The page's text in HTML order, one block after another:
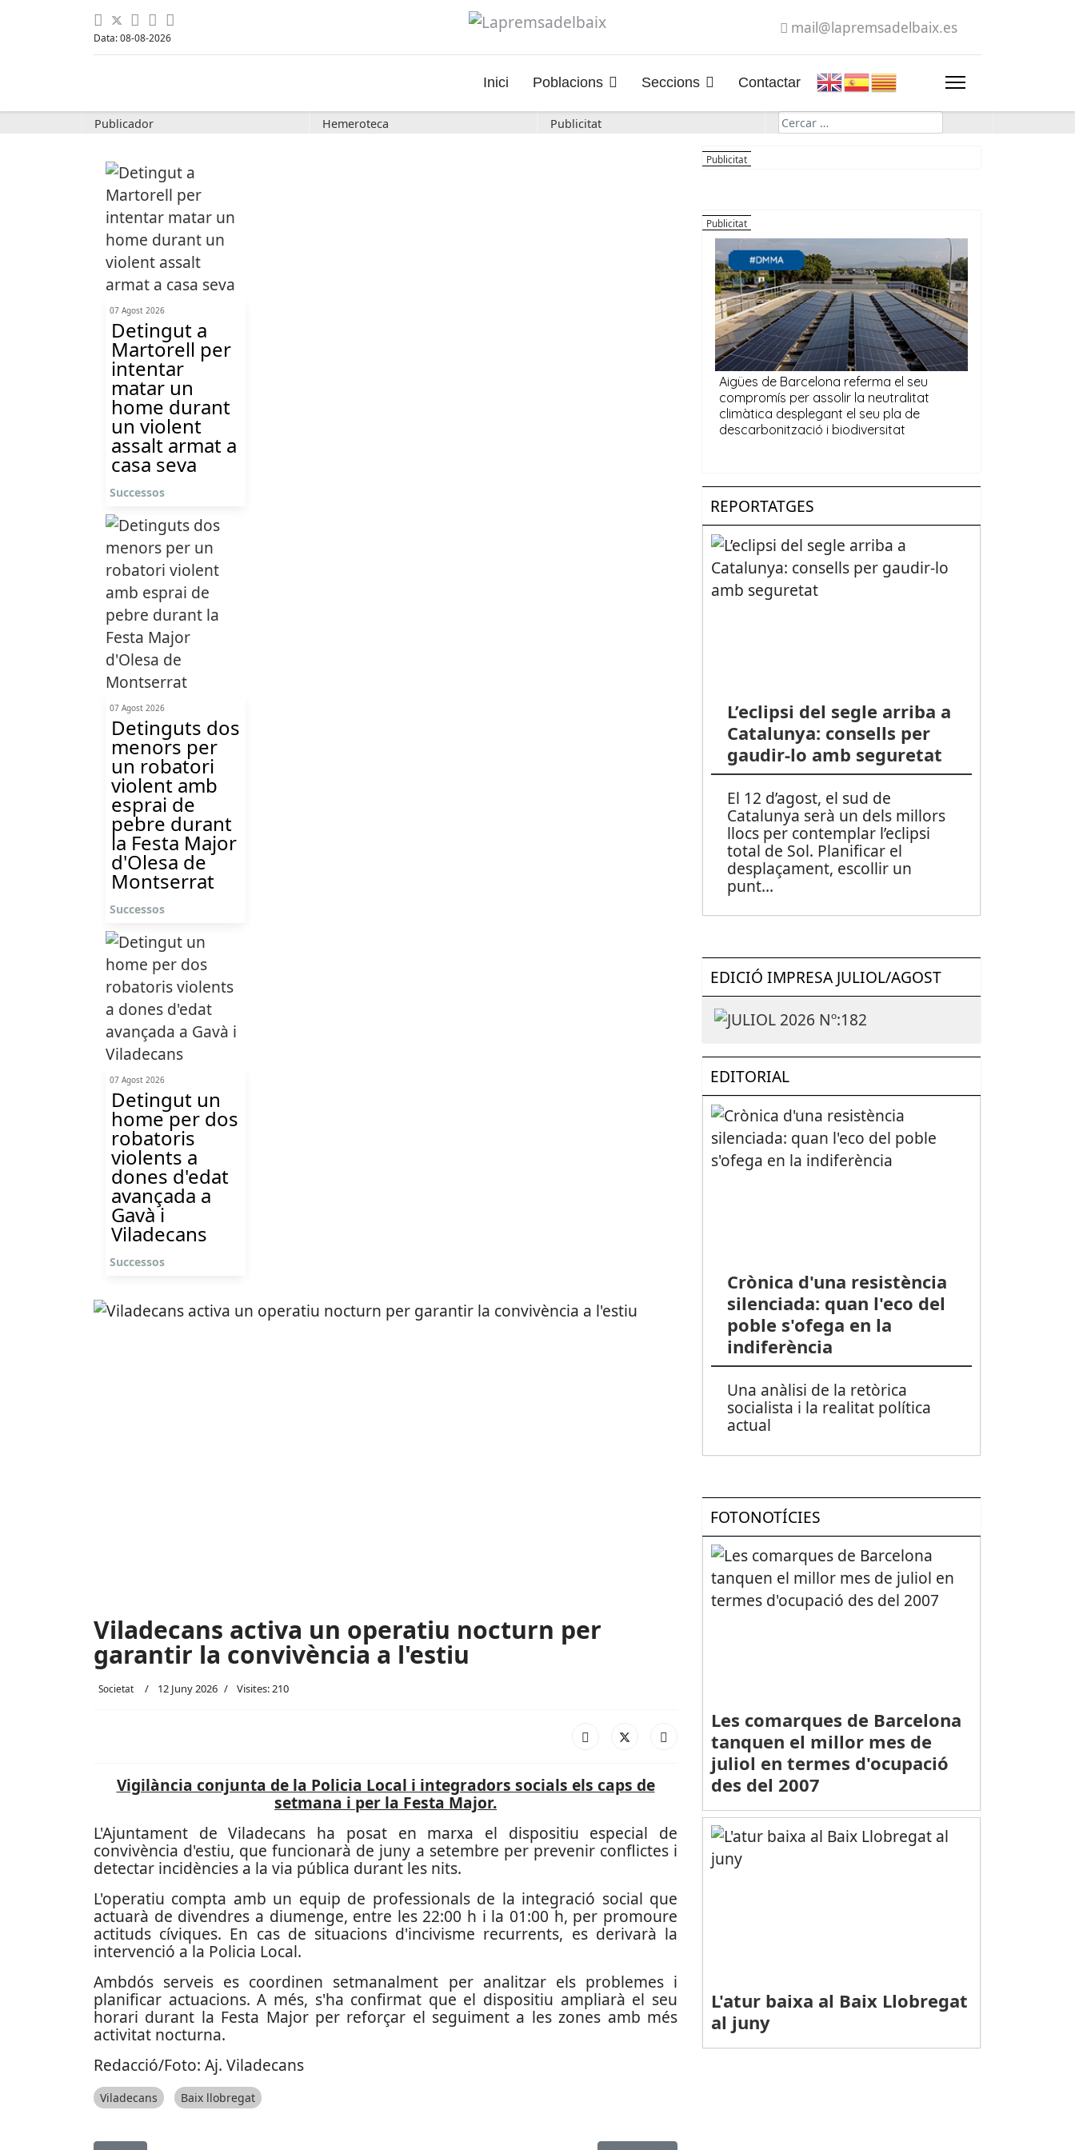
Data: 08-08-2026
mail@lapremsadelbaix.es
Inici Poblacions Seccions Contactar
Publicador Hemeroteca Publicitat Cerca
07 Agost 2026
Detingut a
Martorell per
intentar
matar un
home durant
un violent
assalt armat a
casa seva
Successos
07 Agost 2026
Detinguts dos
menors per
un robatori
violent amb
esprai de
pebre durant
la Festa Major
d'Olesa de
Montserrat
Successos
07 Agost 2026
Detingut un
home per dos
robatoris
violents a
dones d'edat
avançada a
Gavà i
Viladecans
Successos
Viladecans activa un operatiu nocturn per
garantir la convivència a l'estiu
Societat 12 Juny 2026 Visites: 210
Vigilància conjunta de la Policia Local i integradors socials els caps de
setmana i per la Festa Major.
L'Ajuntament de Viladecans ha posat en marxa el dispositiu especial de
convivència d'estiu, que funcionarà de juny a setembre per prevenir conflictes i
detectar incidències a la via pública durant les nits.
L'operatiu compta amb un equip de professionals de la integració social que
actuarà de divendres a diumenge, entre les 22:00 h i la 01:00 h, per promoure
actituds cíviques. En cas de situacions d'incivisme recurrents, es derivarà la
intervenció a la Policia Local.
Ambdós serveis es coordinen setmanalment per analitzar els problemes i
planificar actuacions. A més, s'ha confirmat que el dispositiu ampliarà el seu
horari durant la Festa Major per reforçar el seguiment a les zones amb més
activitat nocturna.
Redacció/Foto: Aj. Viladecans
Viladecans Baix llobregat
REPORTATGES
L’eclipsi del segle arriba a
Catalunya: consells per
gaudir-lo amb seguretat
El 12 d’agost, el sud de
Catalunya serà un dels millors
llocs per contemplar l’eclipsi
total de Sol. Planificar el
desplaçament, escollir un
punt...
EDICIÓ IMPRESA JULIOL/AGOST
EDITORIAL
Crònica d'una resistència
silenciada: quan l'eco del
poble s'ofega en la
indiferència
Una anàlisi de la retòrica
socialista i la realitat política
actual
FOTONOTÍCIES
Les comarques de Barcelona
tanquen el millor mes de
juliol en termes d'ocupació
des del 2007
L'atur baixa al Baix Llobregat
al juny